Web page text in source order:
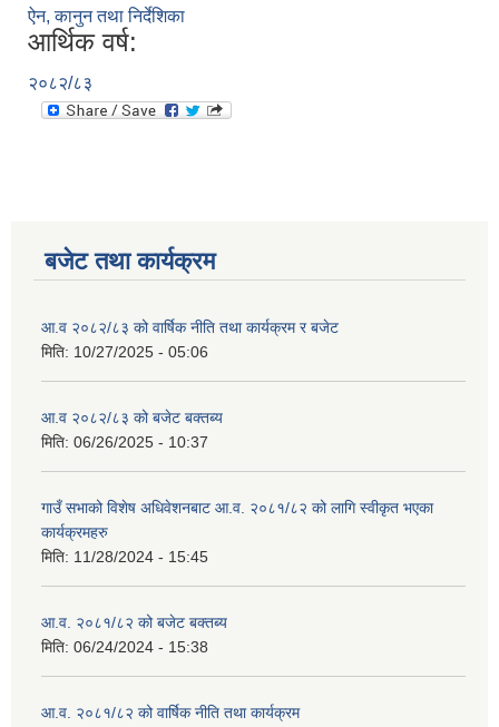
ऐन, कानुन तथा निर्देशिका
आर्थिक वर्ष:
२०८२/८३
बजेट तथा कार्यक्रम
आ.व २०८२/८३ को वार्षिक नीति तथा कार्यक्रम र बजेट
मिति: 10/27/2025 - 05:06
आ.व २०८२/८३ को बजेट बक्तब्य
मिति: 06/26/2025 - 10:37
गाउँ सभाको विशेष अधिवेशनबाट आ.व. २०८१/८२ को लागि स्वीकृत भएका
कार्यक्रमहरु
मिति: 11/28/2024 - 15:45
आ.व. २०८१/८२ को बजेट बक्तब्य
मिति: 06/24/2024 - 15:38
आ.व. २०८१/८२ को वार्षिक नीति तथा कार्यक्रम